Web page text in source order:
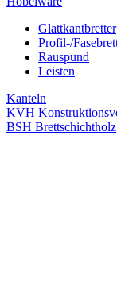
Glattkantbretter
Profil-/
Rauspund
Leisten
Kanteln
KVH
BSH Brettschichtholz